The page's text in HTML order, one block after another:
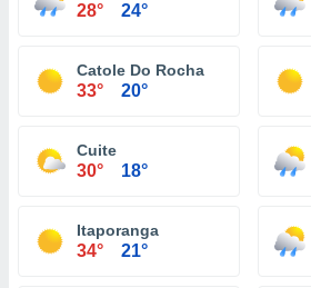
28° 24°
Catole Do Rocha
33° 20°
Cuite
30° 18°
Itaporanga
34° 21°